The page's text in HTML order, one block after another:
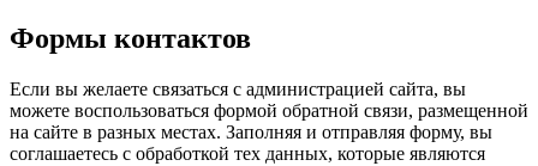
Формы контактов
Если вы желаете связаться с администрацией сайта, вы
можете воспользоваться формой обратной связи, размещенной
на сайте в разных местах. Заполняя и отправляя форму, вы
соглашаетесь с обработкой тех данных, которые являются